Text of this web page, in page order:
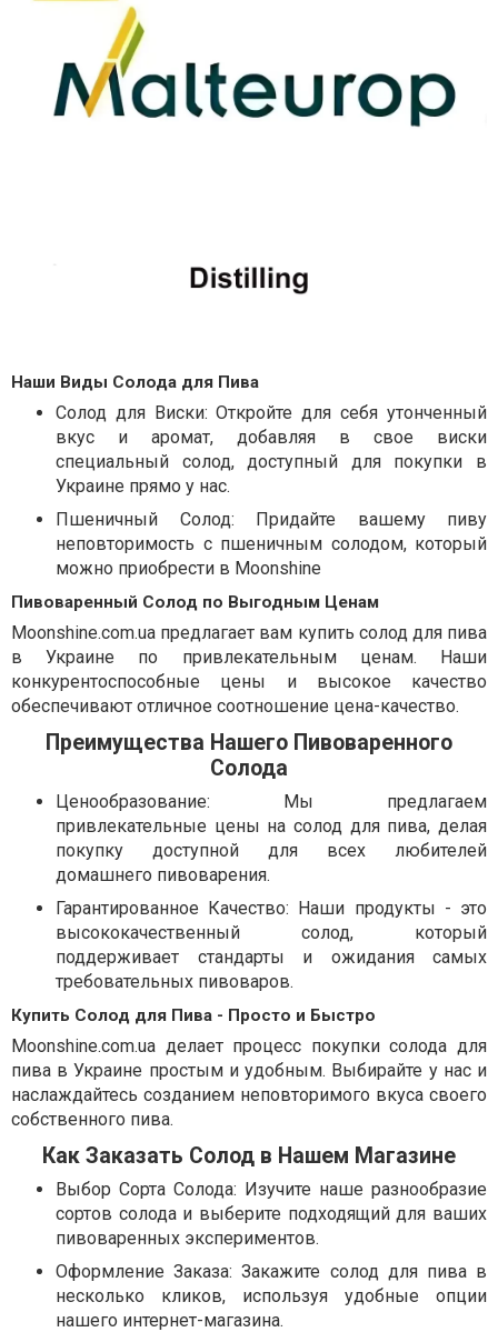
Наши Виды Солода для Пива
Солод для Виски: Откройте для себя утонченный
вкус и аромат, добавляя в свое виски
специальный солод, доступный для покупки в
Украине прямо у нас.
Пшеничный Солод: Придайте вашему пиву
неповторимость с пшеничным солодом, который
можно приобрести в Moonshine
Пивоваренный Солод по Выгодным Ценам
Moonshine.com.ua предлагает вам купить солод для пива
в Украине по привлекательным ценам. Наши
конкурентоспособные цены и высокое качество
обеспечивают отличное соотношение цена-качество.
Преимущества Нашего Пивоваренного
Солода
Ценообразование: Мы предлагаем
привлекательные цены на солод для пива, делая
покупку доступной для всех любителей
домашнего пивоварения.
Гарантированное Качество: Наши продукты - это
высококачественный солод, который
поддерживает стандарты и ожидания самых
требовательных пивоваров.
Купить Солод для Пива - Просто и Быстро
Moonshine.com.ua делает процесс покупки солода для
пива в Украине простым и удобным. Выбирайте у нас и
наслаждайтесь созданием неповторимого вкуса своего
собственного пива.
Как Заказать Солод в Нашем Магазине
Выбор Сорта Солода: Изучите наше разнообразие
сортов солода и выберите подходящий для ваших
пивоваренных экспериментов.
Оформление Заказа: Закажите солод для пива в
несколько кликов, используя удобные опции
нашего интернет-магазина.